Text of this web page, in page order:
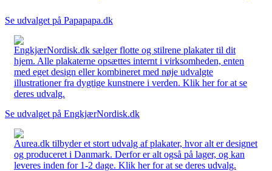
Se udvalget på Papapapa.dk
EngkjærNordisk.dk sælger flotte og stilrene plakater til dit
hjem. Alle plakaterne opsættes internt i virksomheden, enten
med eget design eller kombineret med nøje udvalgte
illustrationer fra dygtige kunstnere i verden. Klik her for at se
deres udvalg.
Se udvalget på EngkjærNordisk.dk
Aurea.dk tilbyder et stort udvalg af plakater, hvor alt er designet
og produceret i Danmark. Derfor er alt også på lager, og kan
leveres inden for 1-2 dage. Klik her for at se deres udvalg.